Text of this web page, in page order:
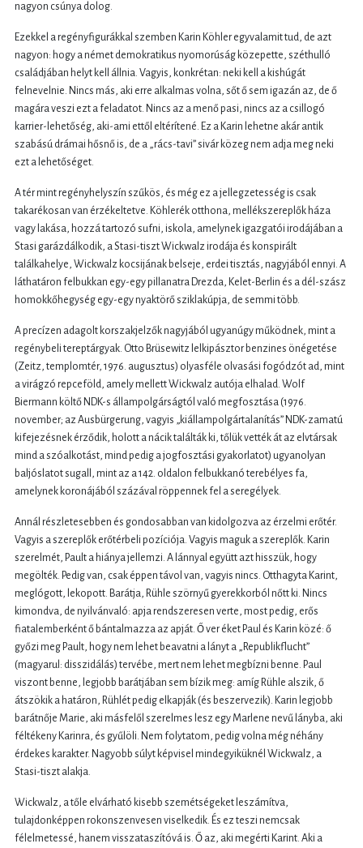
nagyon csúnya dolog.
Ezekkel a regényfigurákkal szemben Karin Köhler egyvalamit tud, de azt
nagyon: hogy a német demokratikus nyomorúság közepette, széthulló
családjában helyt kell állnia. Vagyis, konkrétan: neki kell a kishúgát
felnevelnie. Nincs más, aki erre alkalmas volna, sőt ő sem igazán az, de ő
magára veszi ezt a feladatot. Nincs az a menő pasi, nincs az a csillogó
karrier-lehetőség, aki-ami ettől eltérítené. Ez a Karin lehetne akár antik
szabású drámai hősnő is, de a „rács-tavi” sivár közeg nem adja meg neki
ezt a lehetőséget.
A tér mint regényhelyszín szűkös, és még ez a jellegzetesség is csak
takarékosan van érzékeltetve. Köhlerék otthona, mellékszereplők háza
vagy lakása, hozzá tartozó sufni, iskola, amelynek igazgatói irodájában a
Stasi garázdálkodik, a Stasi-tiszt Wickwalz irodája és konspirált
találkahelye, Wickwalz kocsijának belseje, erdei tisztás, nagyjából ennyi. A
láthatáron felbukkan egy-egy pillanatra Drezda, Kelet-Berlin és a dél-szász
homokkőhegység egy-egy nyaktörő sziklakúpja, de semmi több.
A precízen adagolt korszakjelzők nagyjából ugyanúgy működnek, mint a
regénybeli tereptárgyak. Otto Brüsewitz lelkipásztor benzines önégetése
(Zeitz, templomtér, 1976. augusztus) olyasféle olvasási fogódzót ad, mint
a virágzó repceföld, amely mellett Wickwalz autója elhalad. Wolf
Biermann költő NDK-s állampolgárságtól való megfosztása (1976.
november; az Ausbürgerung, vagyis „kiállampolgártalanítás” NDK-zamatú
kifejezésnek érződik, holott a nácik találták ki, tőlük vették át az elvtársak
mind a szóalkotást, mind pedig a jogfosztási gyakorlatot) ugyanolyan
baljóslatot sugall, mint az a 142. oldalon felbukkanó terebélyes fa,
amelynek koronájából százával röppennek fel a seregélyek.
Annál részletesebben és gondosabban van kidolgozva az érzelmi erőtér.
Vagyis a szereplők erőtérbeli pozíciója. Vagyis maguk a szereplők. Karin
szerelmét, Pault a hiánya jellemzi. A lánnyal együtt azt hisszük, hogy
megölték. Pedig van, csak éppen távol van, vagyis nincs. Otthagyta Karint,
meglógott, lekopott. Barátja, Rühle szörnyű gyerekkorból nőtt ki. Nincs
kimondva, de nyilvánvaló: apja rendszeresen verte, most pedig, erős
fiatalemberként ő bántalmazza az apját. Ő ver éket Paul és Karin közé: ő
győzi meg Pault, hogy nem lehet beavatni a lányt a „Republikflucht”
(magyarul: disszidálás) tervébe, mert nem lehet megbízni benne. Paul
viszont benne, legjobb barátjában sem bízik meg: amíg Rühle alszik, ő
átszökik a határon, Rühlét pedig elkapják (és beszervezik). Karin legjobb
barátnője Marie, aki másfelől szerelmes lesz egy Marlene nevű lányba, aki
féltékeny Karinra, és gyűlöli. Nem folytatom, pedig volna még néhány
érdekes karakter. Nagyobb súlyt képvisel mindegyiküknél Wickwalz, a
Stasi-tiszt alakja.
Wickwalz, a tőle elvárható kisebb szemétségeket leszámítva,
tulajdonképpen rokonszenvesen viselkedik. És ez teszi nemcsak
félelmetessé, hanem visszataszítóvá is. Ő az, aki megérti Karint. Aki a